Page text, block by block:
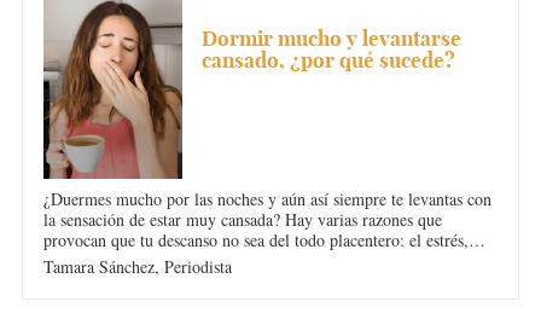
Dormir mucho y levantarse
cansado, ¿por qué sucede?
¿Duermes mucho por las noches y aún así siempre te levantas con
la sensación de estar muy cansada? Hay varias razones que
provocan que tu descanso no sea del todo placentero: el estrés,
dormir con el móvil cerca, retrasar el despertador por las
mañanas. Analizamos una a una todas las razones.
Tamara Sánchez,Periodista